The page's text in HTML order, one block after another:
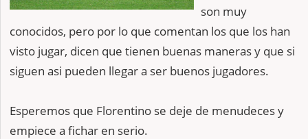
son muy
conocidos, pero por lo que comentan los que los han
visto jugar, dicen que tienen buenas maneras y que si
siguen asi pueden llegar a ser buenos jugadores.
Esperemos que Florentino se deje de menudeces y
empiece a fichar en serio.